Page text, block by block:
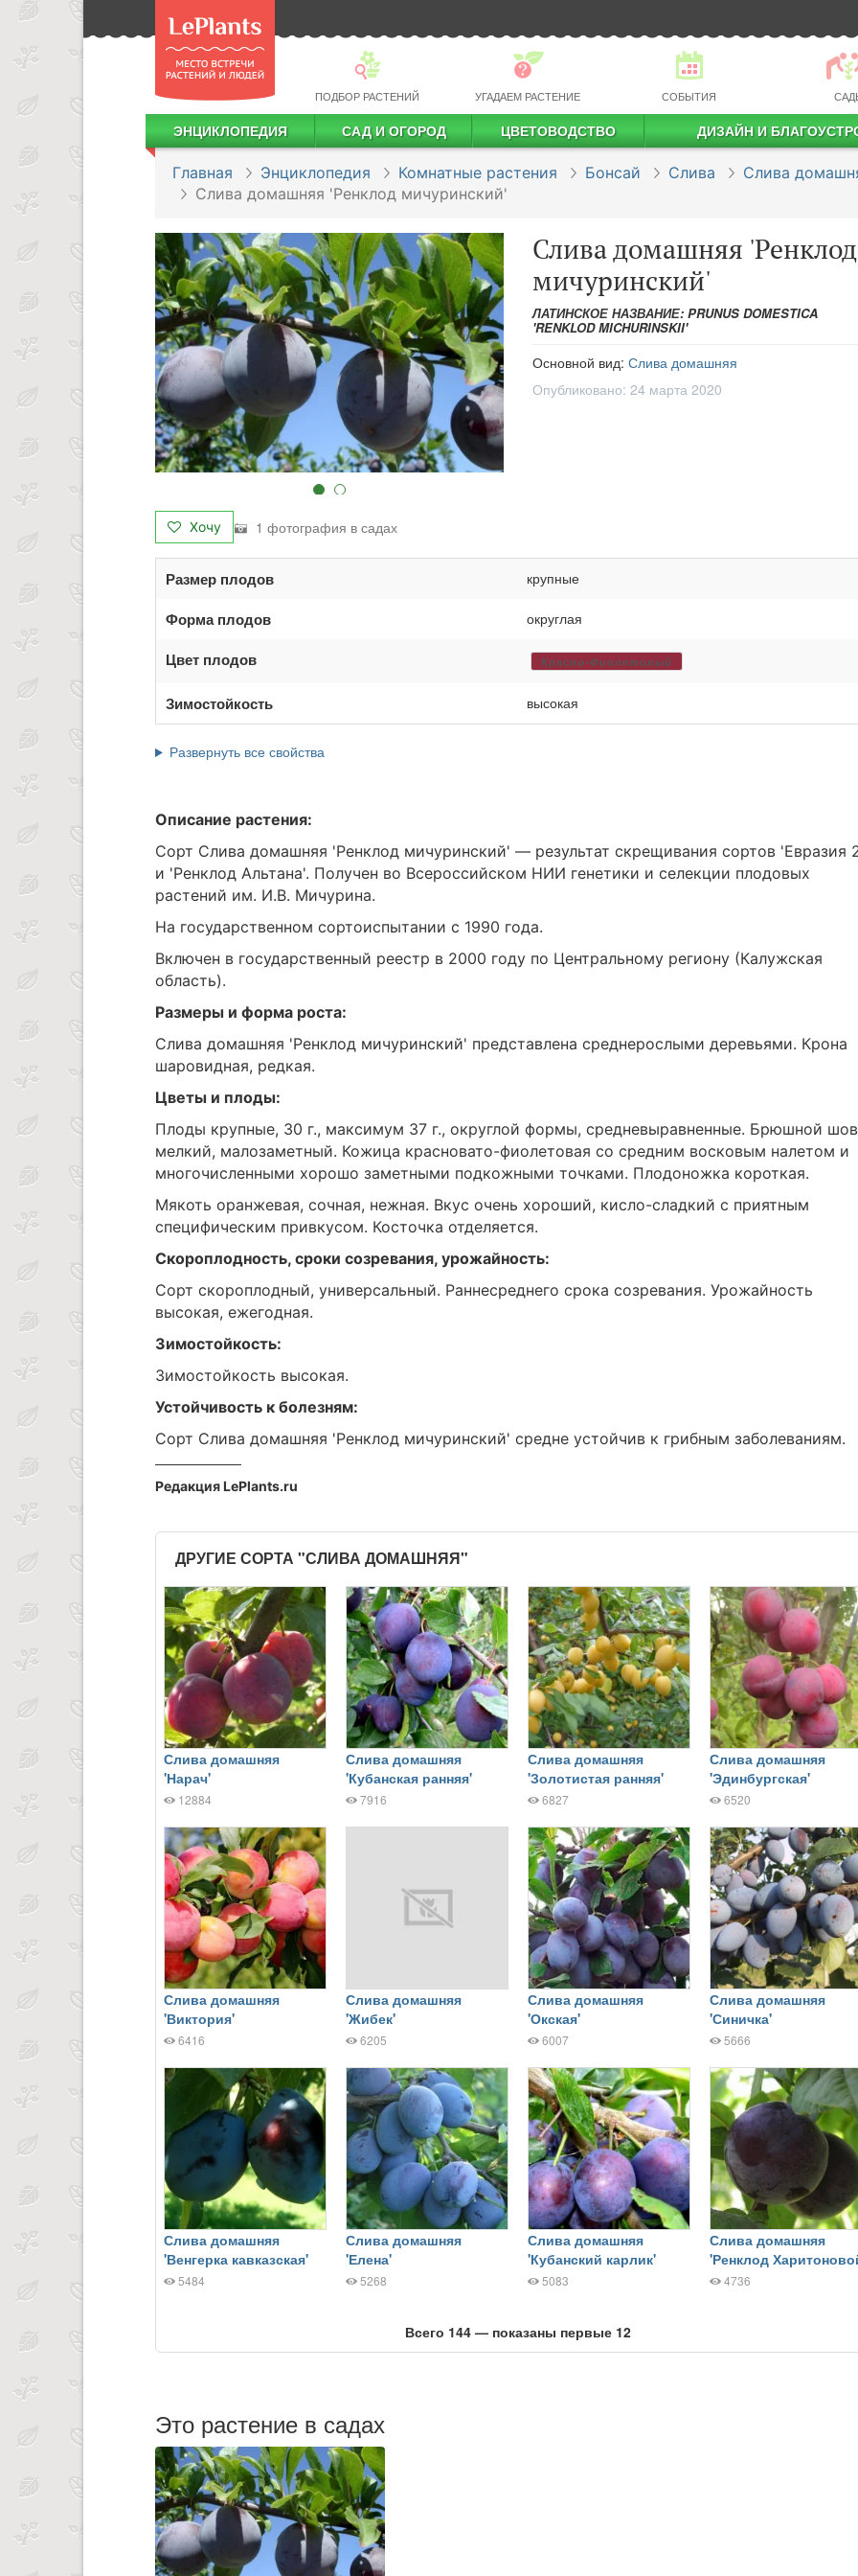
ПОДБОР РАСТЕНИЙ УГАДАЕМ РАСТЕНИЕ СОБЫТИЯ
ЭНЦИКЛОПЕДИЯ САД И ОГОРОД ЦВЕТОВОДСТВО ДИЗАЙН И
Главная Энциклопедия Комнатные растения Бонсай Слива
Слива
Слива домашняя 'Ренклод мичуринский'
Слива домашняя 'Ренклод
мичуринский'
ЛАТИНСКОЕ НАЗВАНИЕ: PRUNUS DOMESTICA
'RENKLOD MICHURINSKII'
Основной вид: Слива домашняя
Опубликовано: 24 марта 2020
Хочу 1 фотография в садах
Размер плодов крупные
Форма плодов округлая
Цвет плодов Красно-Фиолетовый
Зимостойкость высокая
Развернуть все свойства
Описание растения:
Сорт Слива домашняя 'Ренклод мичуринский' — результат скрещивания сортов 'Евразия
и 'Ренклод Альтана'. Получен во Всероссийском НИИ генетики и селекции плодовых
растений им. И.В. Мичурина.
На государственном сортоиспытании с 1990 года.
Включен в государственный реестр в 2000 году по Центральному региону (Калужская
область).
Размеры и форма роста:
Слива домашняя 'Ренклод мичуринский' представлена среднерослыми деревьями. Крона
шаровидная, редкая.
Цветы и плоды:
Плоды крупные, 30 г., максимум 37 г., округлой формы, средневыравненные. Брюшной шов
мелкий, малозаметный. Кожица красновато-фиолетовая со средним восковым налетом и
многочисленными хорошо заметными подкожными точками. Плодоножка короткая.
Мякоть оранжевая, сочная, нежная. Вкус очень хороший, кисло-сладкий с приятным
специфическим привкусом. Косточка отделяется.
Скороплодность, сроки созревания, урожайность:
Сорт скороплодный, универсальный. Раннесреднего срока созревания. Урожайность
высокая, ежегодная.
Зимостойкость:
Зимостойкость высокая.
Устойчивость к болезням:
Сорт Слива домашняя 'Ренклод мичуринский' средне устойчив к грибным заболеваниям.
Редакция LePlants.ru
ДРУГИЕ СОРТА "СЛИВА ДОМАШНЯЯ"
Слива домашняя
'Нарач'
12884
Слива домашняя
'Кубанская ранняя'
7916
Слива домашняя
'Золотистая ранняя'
6827
Слива домашняя
'Эдинбургская'
6520
Слива домашняя
'Виктория'
6416
Слива домашняя
'Жибек'
6205
Слива домашняя
'Окская'
6007
Слива домашняя
'Синичка'
5666
Слива домашняя
'Венгерка кавказская'
5484
Слива домашняя
'Елена'
5268
Слива домашняя
'Кубанский карлик'
5083
Слива домашняя
'Ренклод
4736
Всего 144 — показаны первые 12
Это растение в садах